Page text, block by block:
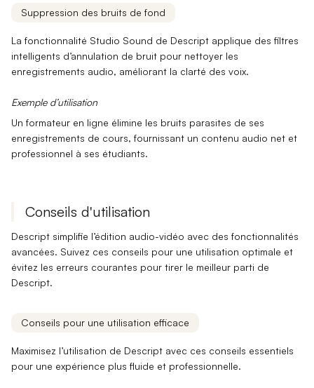
Suppression des bruits de fond
La fonctionnalité Studio Sound de Descript applique des filtres
intelligents d’annulation de bruit pour nettoyer les
enregistrements audio, améliorant la clarté des voix.
Exemple d’utilisation
Un formateur en ligne élimine les bruits parasites de ses
enregistrements de cours, fournissant un contenu audio net et
professionnel à ses étudiants.
Conseils d'utilisation
Descript simplifie l’édition audio-vidéo avec des fonctionnalités
avancées. Suivez ces conseils pour une utilisation optimale et
évitez les erreurs courantes pour tirer le meilleur parti de
Descript.
Conseils pour une utilisation efficace
Maximisez l’utilisation de Descript avec ces conseils essentiels
pour une expérience plus fluide et professionnelle.